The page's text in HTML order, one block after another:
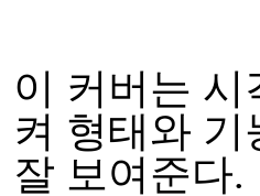
이 커버는
켜 형태와
잘 보여준다.